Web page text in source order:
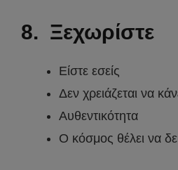
8. Ξεχωρίστε
Είστε εσείς
Δεν χρειάζεται να
Αυθεντικότητα
Ο κόσμος θέλει να